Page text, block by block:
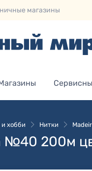
магазины
и хобби Нитки
№40 200м